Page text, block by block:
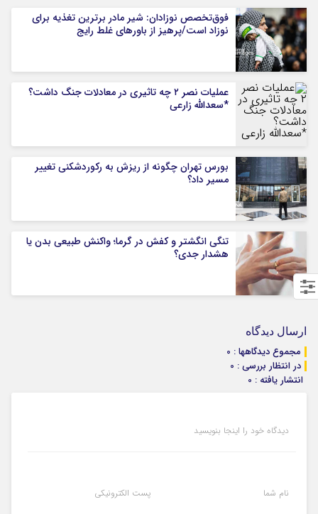
فوق‌تخصص نوزادان: شیر مادر برترین تغذیه برای
نوزاد است/پرهیز از باورهای غلط رایج
عملیات نصر ۲ چه تاثیری در معادلات جنگ داشت؟
*سعدالله زارعی
بورس تهران چگونه از ریزش به رکوردشکنی تغییر
مسیر داد؟
تنگی انگشتر و کفش در گرما؛ واکنش طبیعی بدن یا
هشدار جدی؟
ارسال دیدگاه
مجموع دیدگاهها : 0
در انتظار بررسی : 0
انتشار یافته : 0
دیدگاه خود را اینجا بنویسید
نام شما پست الکترونیکی